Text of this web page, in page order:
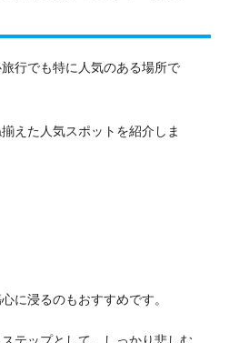
行でも特に人気のある場所で
えた人気スポットを紹介しま
に浸るのもおすすめです。
テップとして、しっかり悲しむ